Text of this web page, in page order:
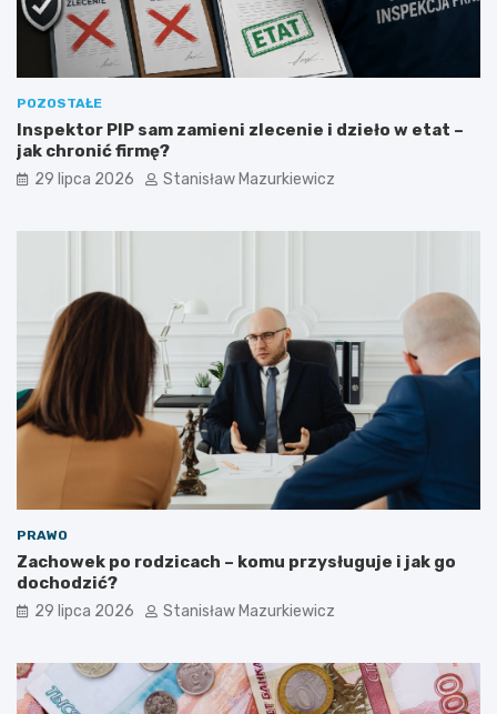
POZOSTAŁE
Inspektor PIP sam zamieni zlecenie i dzieło w etat –
jak chronić firmę?
29 lipca 2026 Stanisław Mazurkiewicz
PRAWO
Zachowek po rodzicach – komu przysługuje i jak go
dochodzić?
29 lipca 2026 Stanisław Mazurkiewicz